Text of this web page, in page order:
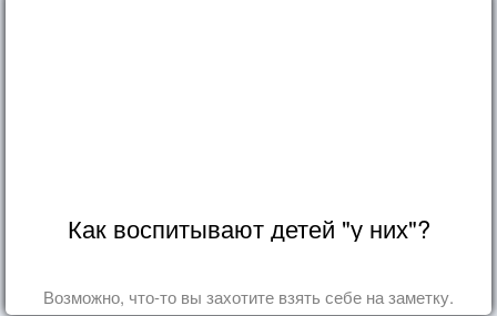
Как воспитывают детей "у них"?
Возможно, что-то вы захотите взять себе на заметку.